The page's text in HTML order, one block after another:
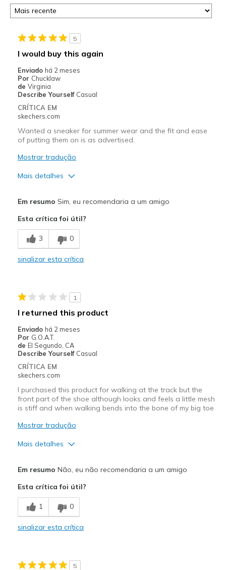
5
I would buy this again
Enviado há 2 meses
Por Chucklaw
de Virginia
Describe Yourself Casual
CRÍTICA EM
skechers.com
Wanted a sneaker for summer wear and the fit and ease
of putting them on is as advertised.
Mostrar tradução
Mais detalhes
Comfortable
Stylish
View On Shoes
Em resumo Sim, eu recomendaria a um amigo
Esta crítica foi útil?
3 0
sinalizar esta crítica
1
I returned this product
Enviado há 2 meses
Por G.O.A.T.
de El Segundo, CA
Describe Yourself Casual
CRÍTICA EM
skechers.com
I purchased this product for walking at the track but the
front part of the shoe although looks and feels a little mesh
is stiff and when walking bends into the bone of my big toe
Mostrar tradução
Mais detalhes
Breathe Well
Stylish
View On Shoes
I'm Really Into Shoes
Em resumo Não, eu não recomendaria a um amigo
Esta crítica foi útil?
1 0
sinalizar esta crítica
5